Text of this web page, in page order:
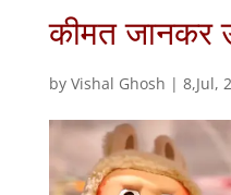
कीमत जानकर
by Vishal Ghosh | 8,Jul,